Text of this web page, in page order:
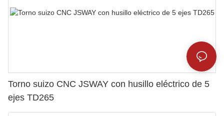
Torno suizo CNC JSWAY con husillo eléctrico de 5
ejes TD265